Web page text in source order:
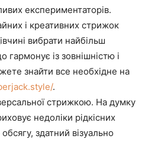
експериментаторів.
і креативних стрижок
вибрати найбільш
гармонує із зовнішністю і
знайти все необхідне на
.
стрижкою. На думку
недоліки рідкісних
здатний візуально